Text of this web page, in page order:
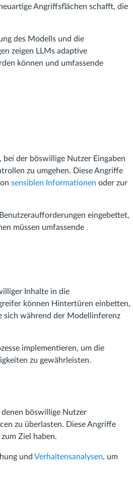
Angriffsflächen schafft, die
des Modells und die
zeigen LLMs adaptive
können und umfassende
der böswillige Nutzer Eingaben
zu umgehen. Diese Angriffe
sensiblen Informationen oder zur
eingebettet,
müssen umfassende
Inhalte in die
können Hintertüren einbetten,
sich während der Modellinferenz
implementieren, um die
zu gewährleisten.
böswillige Nutzer
zu überlasten. Diese Angriffe
Ziel haben.
und Verhaltensanalysen, um